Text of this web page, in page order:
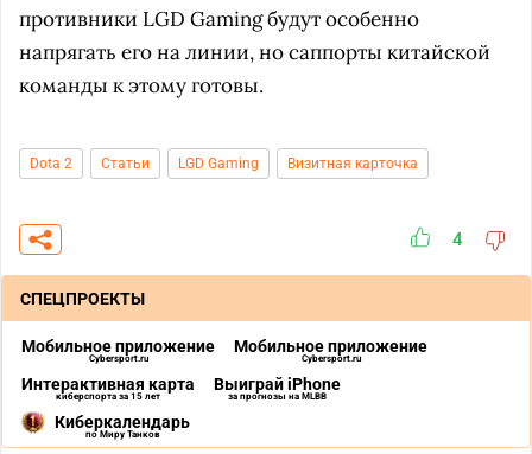
противники LGD Gaming будут особенно
напрягать его на линии, но саппорты китайской
команды к этому готовы.
Dota 2 Статьи LGD Gaming Визитная карточка
4
СПЕЦПРОЕКТЫ
Мобильное приложение
Cybersport.ru
Мобильное приложение
Cybersport.ru
Интерактивная карта
киберспорта за 15 лет
Выиграй iPhone
за прогнозы на MLBB
Киберкалендарь
по Миру Танков